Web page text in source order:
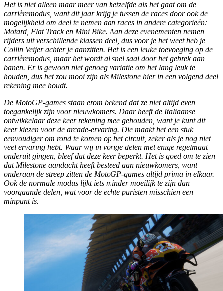
Het is niet alleen maar meer van hetzelfde als het gaat om de
carrièremodus, want dit jaar krijg je tussen de races door ook de
mogelijkheid om deel te nemen aan races in andere categorieën:
Motard, Flat Track en Mini Bike. Aan deze evenementen nemen
rijders uit verschillende klassen deel, dus voor je het weet heb je
Collin Veijer achter je aanzitten. Het is een leuke toevoeging op de
carrièremodus, maar het wordt al snel saai door het gebrek aan
banen. Er is gewoon niet genoeg variatie om het lang leuk te
houden, dus het zou mooi zijn als Milestone hier in een volgend deel
rekening mee houdt.
De MotoGP-games staan erom bekend dat ze niet altijd even
toegankelijk zijn voor nieuwkomers. Daar heeft de Italiaanse
ontwikkelaar deze keer rekening mee gehouden, want je kunt dit
keer kiezen voor de arcade-ervaring. Die maakt het een stuk
eenvoudiger om rond te komen op het circuit, zeker als je nog niet
veel ervaring hebt. Waar wij in vorige delen met enige regelmaat
onderuit gingen, bleef dat deze keer beperkt. Het is goed om te zien
dat Milestone aandacht heeft besteed aan nieuwkomers, want
onderaan de streep zitten de MotoGP-games altijd prima in elkaar.
Ook de normale modus lijkt iets minder moeilijk te zijn dan
voorgaande delen, wat voor de echte puristen misschien een
minpunt is.